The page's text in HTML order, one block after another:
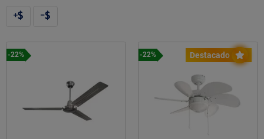
-22% Destacado
-22%